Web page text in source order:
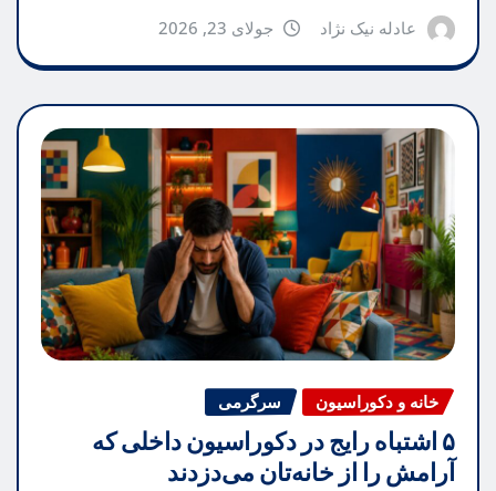
عادله نیک نژاد جولای 23, 2026
خانه و دکوراسیون سرگرمی
۵ اشتباه رایج در دکوراسیون داخلی که
آرامش را از خانه‌تان می‌دزدند